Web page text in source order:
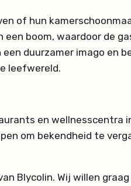
of hun
boom, waardoor de
duurzamer imago en
leefwereld.
en wellnesscentra
om bekendheid te
Blycolin. Wij willen graag